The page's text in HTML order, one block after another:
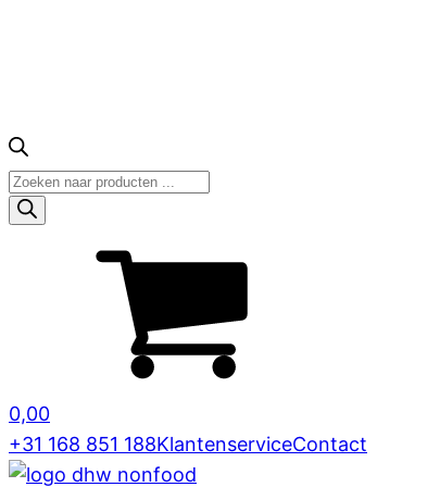
Producten
zoeken
0,00
+31 168 851 188KlantenserviceContact